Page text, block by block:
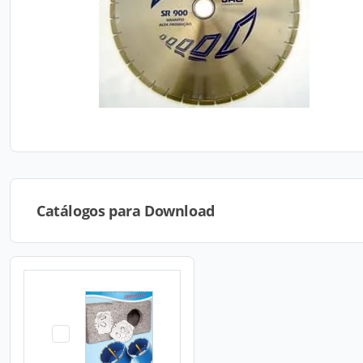
Catálogos para Download